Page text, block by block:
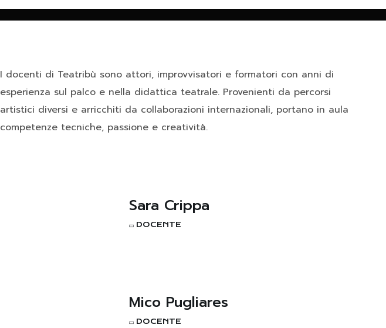
I docenti di Teatribù sono attori, improvvisatori e formatori con anni di
esperienza sul palco e nella didattica teatrale. Provenienti da percorsi
artistici diversi e arricchiti da collaborazioni internazionali, portano in aula
competenze tecniche, passione e creatività.
Sara Crippa
DOCENTE
Mico Pugliares
DOCENTE